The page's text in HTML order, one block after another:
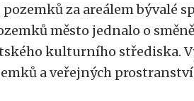
za areálem bývalé
město jednalo o
kulturního střediska.
a veřejných